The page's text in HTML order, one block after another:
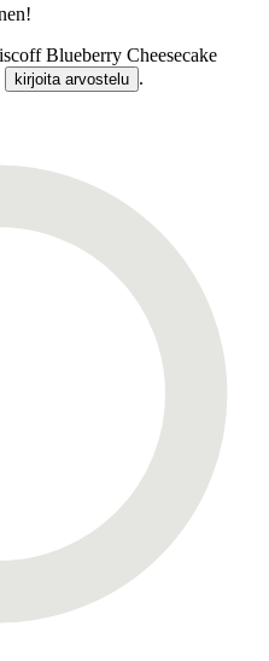
Blueberry Cheesecake
kirjoita arvostelu .